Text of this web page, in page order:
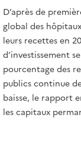
D’après de
global des
leurs recettes en
d’investissement
pourcentage des
publics continue
baisse, le rapport
les capitaux